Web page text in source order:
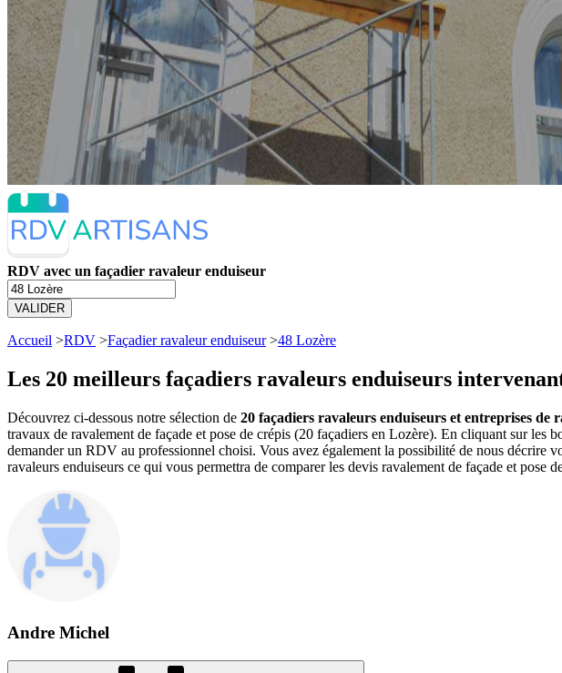
RDV avec un façadier ravaleur enduiseur
VALIDER
Accueil >RDV >Façadier ravaleur enduiseur>48 Lozère
Les 20 meilleurs façadiers ravaleurs enduiseurs
Découvrez ci-dessous notre sélection de 20 façadiers ravaleurs enduiseurs et entreprises de
travaux de ravalement de façade et pose de crépis (20 façadiers en Lozère). En cliquant sur
demander un RDV au professionnel choisi. Vous avez également la possibilité de nous
ravaleurs enduiseurs ce qui vous permettra de comparer les devis ravalement de façade et pose
Andre Michel